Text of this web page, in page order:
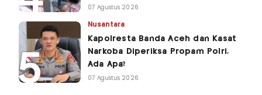
07 Agustus 2026
Nusantara
Kapolresta Banda Aceh dan Kasat
Narkoba Diperiksa Propam Polri,
Ada Apa?
07 Agustus 2026